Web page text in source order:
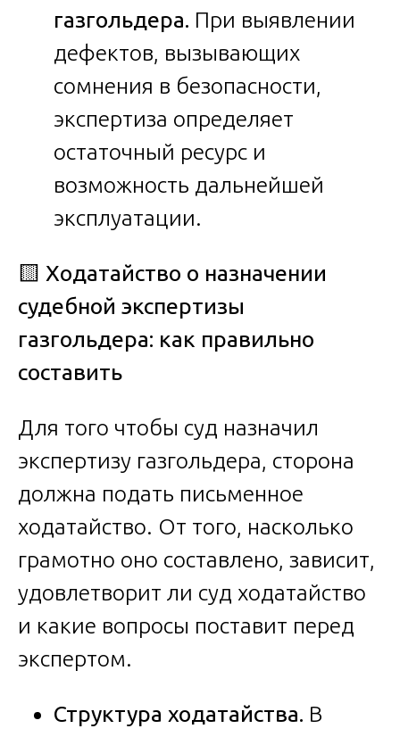
газгольдера. При выявлении
дефектов, вызывающих
сомнения в безопасности,
экспертиза определяет
остаточный ресурс и
возможность дальнейшей
эксплуатации.
🟨 Ходатайство о назначении
судебной экспертизы
газгольдера: как правильно
составить
Для того чтобы суд назначил
экспертизу газгольдера, сторона
должна подать письменное
ходатайство. От того, насколько
грамотно оно составлено, зависит,
удовлетворит ли суд ходатайство
и какие вопросы поставит перед
экспертом.
Структура ходатайства. В